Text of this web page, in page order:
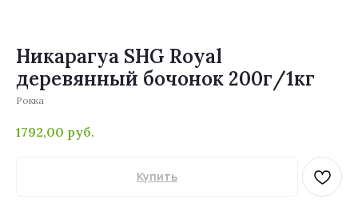
Никарагуа SHG Royal
деревянный бочонок 200г/1кг
Рокка
1792,00 руб.
Купить